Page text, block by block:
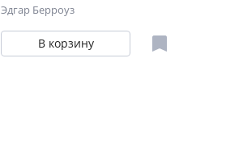
илл.)
Эдгар Берроуз
В корзину